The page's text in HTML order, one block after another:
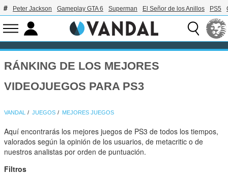
Peter Jackson Gameplay GTA 6 Superman El Señor de los Anillos PS5
RÁNKING DE LOS MEJORES
VIDEOJUEGOS PARA PS3
VANDAL JUEGOS MEJORES JUEGOS
Aquí encontrarás los mejores juegos de PS3 de todos los tiempos,
valorados según la opinión de los usuarios, de metacritic o de
nuestros analistas por orden de puntuación.
Filtros